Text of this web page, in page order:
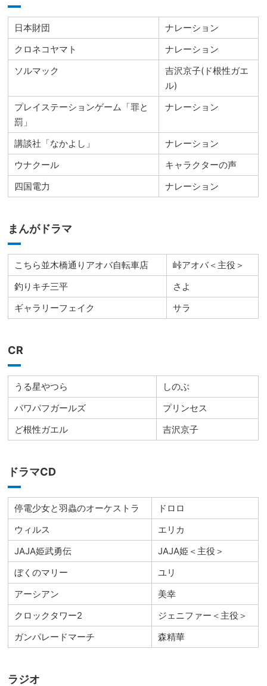
日本財団
ナレーション
クロネコヤマト
ナレーション
ソルマック
吉沢京子(ド根性ガエ
ル)
プレイステーションゲーム「罪と
罰」
ナレーション
講談社「なかよし」
ナレーション
ウナクール
キャラクターの声
四国電力
ナレーション
まんがドラマ
こちら並木橋通りアオバ自転車店
峠アオバ＜主役＞
釣りキチ三平
さよ
ギャラリーフェイク
サラ
CR
うる星やつら
しのぶ
パワパフガールズ
プリンセス
ど根性ガエル
吉沢京子
ドラマCD
停電少女と羽蟲のオーケストラ
ドロロ
ウィルス
エリカ
JAJA姫武勇伝
JAJA姫＜主役＞
ぼくのマリー
ユリ
アーシアン
美幸
クロックタワー2
ジェニファー＜主役＞
ガンパレードマーチ
森精華
ラジオ